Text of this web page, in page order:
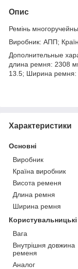
Опис
Ремінь
Виробник: АПП;
Дополнительные
длина ремня: 2308
13.5; Ширина
Характеристики
Основні
Виробник
Країна виробник
Висота ременя
Длина ремня
Ширина ремня
Вага
Внутрішня довжина
ременя
Аналог